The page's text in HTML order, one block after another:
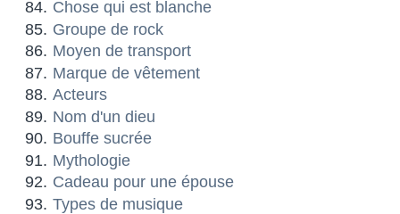
Chose qui est blanche
Groupe de rock
Moyen de transport
Marque de vêtement
Acteurs
Nom d'un dieu
Bouffe sucrée
Mythologie
Cadeau pour une épouse
Types de musique